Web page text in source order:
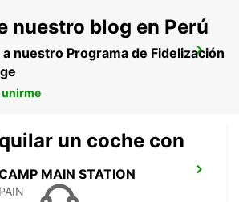
SPAIN
MAIN STATION
nuestro blog en Perú
nuestro Programa de Fidelización
un coche con